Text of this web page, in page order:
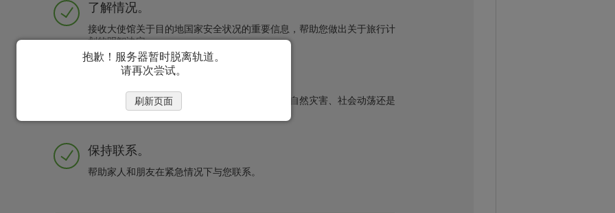
了解情况。
接收大使馆关于目的地国家安全状况的重要信息，帮助您做出关于旅行计
划的明智决定。
注意安全。
帮助美国大使馆在紧急情况下与您联系，无论是自然灾害、社会动荡还是
家庭紧急情况。
保持联系。
帮助家人和朋友在紧急情况下与您联系。
抱歉！服务器暂时脱离轨道。
请再次尝试。
刷新页面